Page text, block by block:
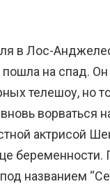
в Лос-
пошла на спад.
телешоу, но
ворваться
актрисой
беременности.
названием